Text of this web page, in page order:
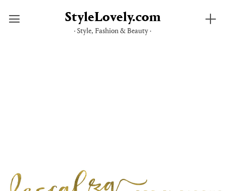
StyleLovely.com
· Style, Fashion & Beauty ·